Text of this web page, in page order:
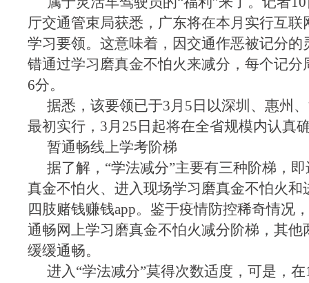
厅交通管束局获悉，广东将在本月实行互联
学习要领。这意味着，因交通作恶被记分的
错通过学习磨真金不怕火来减分，每个记分
6分。
据悉，该要领已于3月5日以深圳、惠州
最初实行，3月25日起将在全省规模内认真
暂通畅线上学考阶梯
据了解，“学法减分”主要有三种阶梯，
真金不怕火、进入现场学习磨真金不怕火和
四肢赌钱赚钱app。鉴于疫情防控稀奇情况
通畅网上学习磨真金不怕火减分阶梯，其他
缓缓通畅。
进入“学法减分”莫得次数适度，可是，